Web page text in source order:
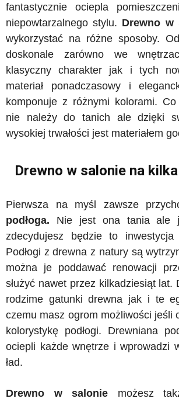
fantastycznie ociepla
niepowtarzalnego stylu. Drewno w
wykorzystać na różne sposoby.
doskonale zarówno we
klasyczny charakter jak i tych
materiał ponadczasowy i
komponuje z różnymi kolorami.
nie należy do tanich ale dzięki
wysokiej trwałości jest materiałem
Drewno w salonie na
Pierwsza na myśl zawsze
podłoga. Nie jest ona tania ale
zdecydujesz będzie to
Podłogi z drewna z natury są
można je poddawać renowacji
służyć nawet przez kilkadziesiąt lat.
rodzime gatunki drewna jak i te
czemu masz ogrom możliwości jeśli
kolorystykę podłogi. Drewniana
ociepli każde wnętrze i wprowadzi
ład.
Drewno w salonie możesz